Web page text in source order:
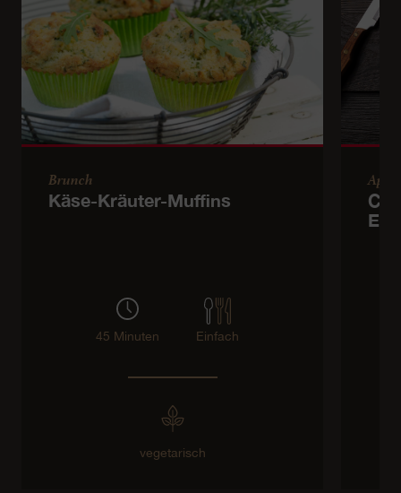
Brunch
Käse-Kräuter-Muffins
45 Minuten Einfach
vegetarisch